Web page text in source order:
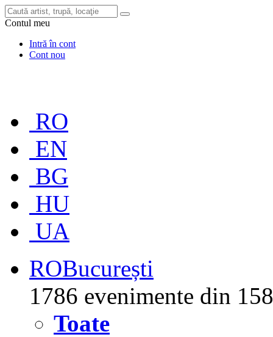
Contul meu
Intră în cont
Cont nou
RO
EN
BG
HU
UA
ROBucurești
1786 evenimente din
Toate